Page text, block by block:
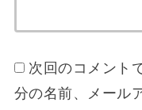
次回のコメント
分の名前、メール